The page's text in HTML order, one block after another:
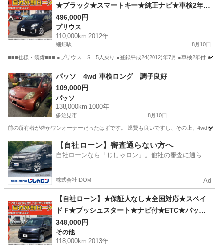
★ブラック★スマートキー★純正ナビ★車検2年付
き
496,000円
プリウス
110,000km 2012年
細畑駅 8月10日
■■■仕様・装備■■■ ●プリウス S 5人乗り ●登録平成24(2012)年7月 ●車検2年付 ●人
岐阜 岐阜市 細畑駅 プリウス 保証人
パッソ 4wd 車検ロング 調子良好
109,000円
パッソ
138,000km 1000年
多治見市 8月10日
前の所有者が確かワンオーナーだったはずです。 燃費も良いですし、その上、4wdな
岐阜 多治見市 パッソ
【自社ローン】審査通らない方へ
自社ローンなら「じしゃロン」。他社の審査に通らな
株式会社IDOM Ad
【自社ローン】★保証人なし★全国対応★スペイ
ド F★プッシュスタート★ナビ付★ETC★バック
カメラ★スライドドア★車検2年付
348,000円
その他
118,000km 2013年